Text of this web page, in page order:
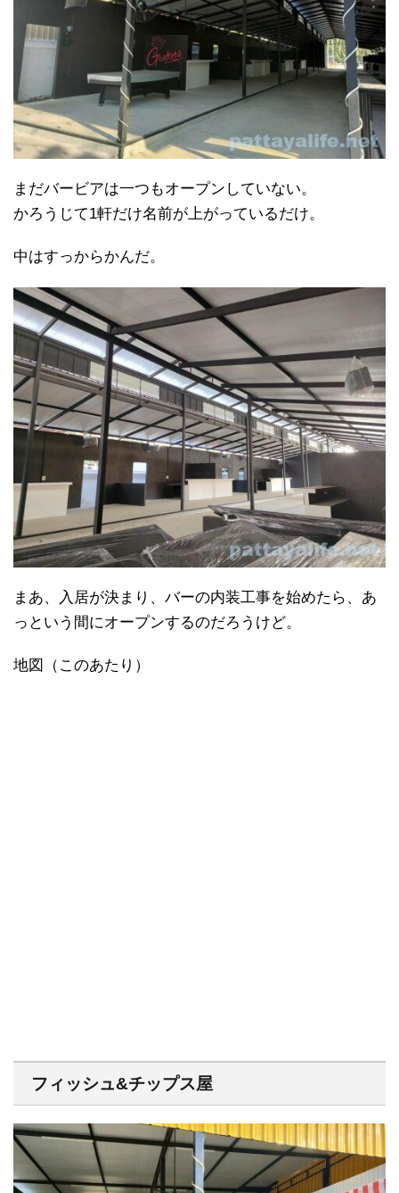
まだバービアは一つもオープンしていない。
かろうじて1軒だけ名前が上がっているだけ。
中はすっからかんだ。
まあ、入居が決まり、バーの内装工事を始めたら、あ
っという間にオープンするのだろうけど。
地図（このあたり）
フィッシュ&チップス屋